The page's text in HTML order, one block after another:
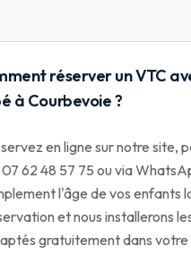
réserver un VTC
à Courbevoie ?
en ligne sur notre site,
62 48 57 75 ou via
l'âge de vos enfants
et nous installerons
gratuitement dans votre